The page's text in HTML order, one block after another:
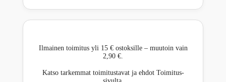
Ilmainen toimitus yli 15 € ostoksille – muutoin vain
2,90 €.
Katso tarkemmat toimitustavat ja ehdot Toimitus-